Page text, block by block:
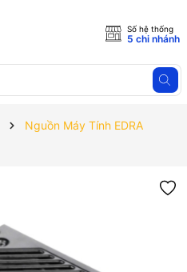
Số hệ thống
5 chi nhánh
Nguồn Máy Tính EDRA